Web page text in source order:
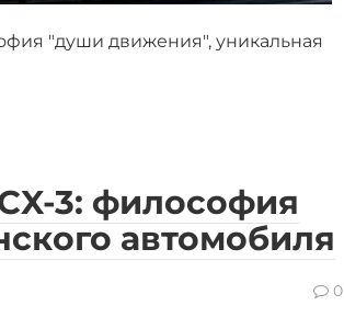
"души движения", уникальная
3: философия
автомобиля
0